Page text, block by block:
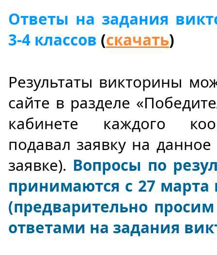
Ответы на задания
3-4 классов (скачать)
Результаты викторины
сайте в разделе
кабинете каждого
подавал заявку на
заявке). Вопросы по
принимаются с 27 марта
(предварительно
ответами на задания